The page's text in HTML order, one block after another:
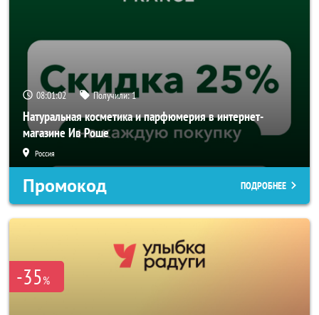
08:01:00 Получили:1
Натуральная косметика и парфюмерия в интернет-
магазине Ив Роше
Россия
Промокод ПОДРОБНЕЕ
-35%